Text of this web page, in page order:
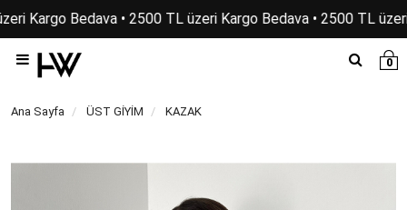
Kargo Bedava • 2500 TL üzeri Kargo Bedava • 2500 TL
0
Ana Sayfa ÜST GİYİM KAZAK